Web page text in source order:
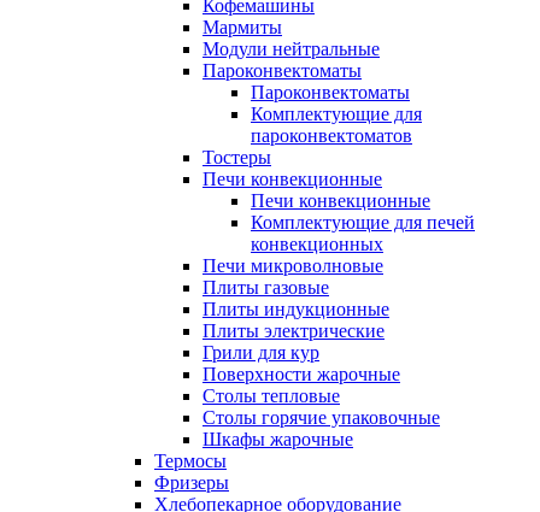
Кофемашины
Мармиты
Модули нейтральные
Пароконвектоматы
Пароконвектоматы
Комплектующие для
пароконвектоматов
Тостеры
Печи конвекционные
Печи конвекционные
Комплектующие для печей
конвекционных
Печи микроволновые
Плиты газовые
Плиты индукционные
Плиты электрические
Грили для кур
Поверхности жарочные
Столы тепловые
Столы горячие упаковочные
Шкафы жарочные
Термосы
Фризеры
Хлебопекарное оборудование